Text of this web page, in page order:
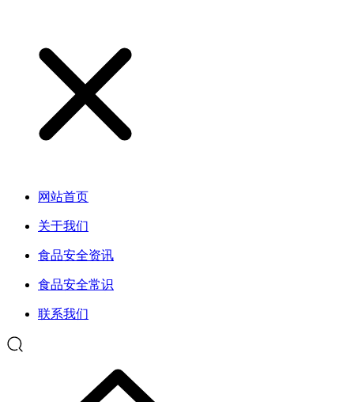
网站首页
关于我们
食品安全资讯
食品安全常识
联系我们